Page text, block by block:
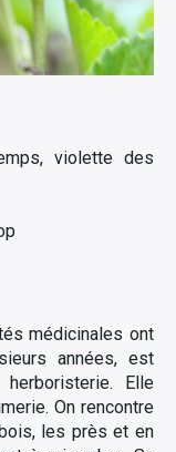
violette des
médicinales ont
années, est
Elle
On rencontre
les près et en